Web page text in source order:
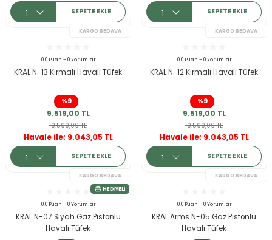
KARGO BEDAVA
SEPETE EKLE SEPETE EKLE
0.0 Puan - 0 Yorumlar
KRAL N-13 Kırmalı Havalı Tüfek
%9
9.519,00 TL
10.500,00 TL
Havale ile: 9.043,05 TL
SEPETE EKLE
0.0 Puan - 0 Yorumlar
KRAL N-12 Kırmalı Havalı Tüfek
%9
9.519,00 TL
10.500,00 TL
Havale ile: 9.043,05 TL
SEPETE EKLE
0.0 Puan - 0 Yorumlar
KRAL N-07 Siyah Gaz Pistonlu
Havalı Tüfek
0.0 Puan - 0 Yorumlar
KRAL Arms N-05 Gaz Pistonlu
Havalı Tüfek